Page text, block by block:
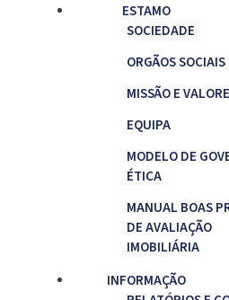
ESTAMO
SOCIEDADE
ORGÃOS SOCIAIS
MISSÃO E
EQUIPA
MODELO DE
ÉTICA
MANUAL BOAS
DE AVALIAÇÃO
IMOBILIÁRIA
INFORMAÇÃO